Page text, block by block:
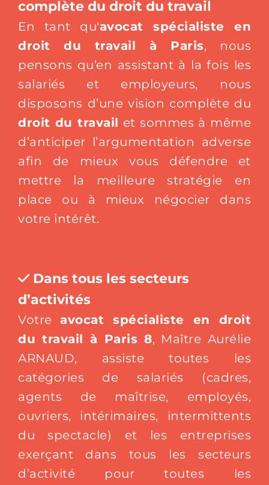
complète du droit du travail
En tant qu'avocat spécialiste en
droit du travail à Paris, nous
pensons qu’en assistant à la fois les
salariés et employeurs, nous
disposons d’une vision complète du
droit du travail et sommes à même
d’anticiper l’argumentation adverse
afin de mieux vous défendre et
mettre la meilleure stratégie en
place ou à mieux négocier dans
votre intérêt.
Dans tous les secteurs
d’activités
Votreavocat spécialiste en droit
du travail à Paris 8, Maître Aurélie
ARNAUD, assiste toutes les
catégories de salariés (cadres,
agents de maîtrise, employés,
ouvriers, intérimaires, intermittents
du spectacle) et les entreprises
exerçant dans tous les secteurs
d’activité pour toutes les